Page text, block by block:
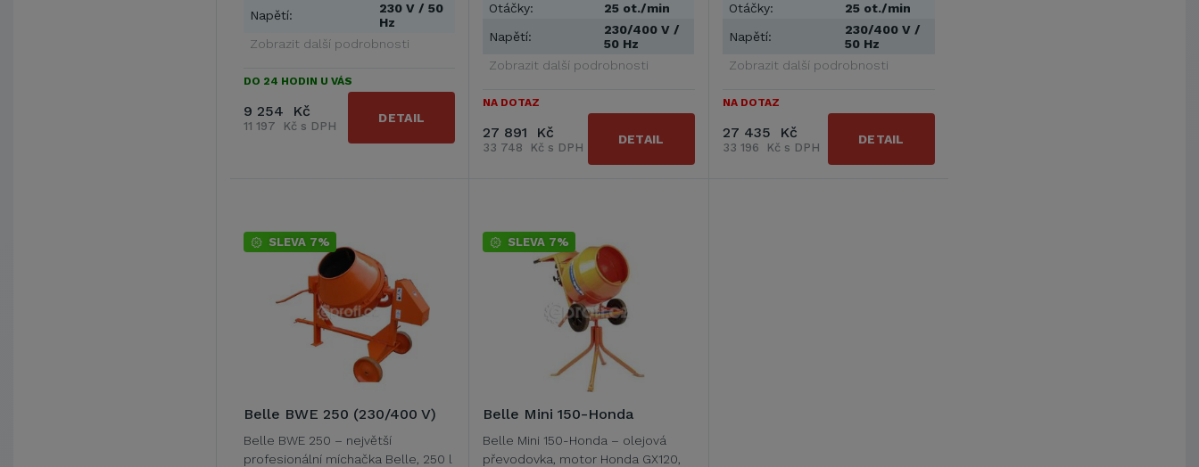
Napětí:
230 V / 50
Hz
Zobrazit další podrobnosti
DO 24 HODIN U VÁS
9 254 Kč
11 197 Kč s DPH
DETAIL
Otáčky:
25 ot./min
Napětí:
230/400 V /
50 Hz
Zobrazit další podrobnosti
NA DOTAZ
27 891 Kč
33 748 Kč s DPH
DETAIL
Otáčky:
25 ot./min
Napětí:
230/400 V /
50 Hz
Zobrazit další podrobnosti
NA DOTAZ
27 435 Kč
33 196 Kč s DPH
DETAIL
SLEVA 7%
Belle BWE 250 (230/400 V)
Belle BWE 250 – největší
profesionální míchačka Belle, 250 l
SLEVA 7%
Belle Mini 150-Honda
Belle Mini 150-Honda – olejová
převodovka, motor Honda GX120,